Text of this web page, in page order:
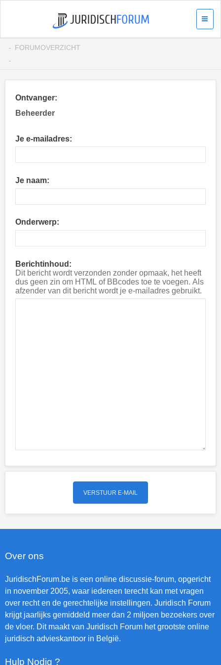
FORUMOVERZICHT
Ontvanger:
Beheerder
Je e-mailadres:
Je naam:
Onderwerp:
Berichtinhoud:
Dit bericht wordt verzonden zonder opmaak, het heeft
dus geen zin om HTML of BBcodes toe te voegen. Als
afzender van dit bericht wordt je e-mailadres gebruikt.
Over ons
JuridischForum.be is een online discussie-forum, opgericht
in november 2005, waar iedereen terecht kan met vragen
over recht en de gerechtelijke instellingen. Juridisch Forum
krijgt jaarlijks gemiddeld meer dan 2 miljoen bezoekers over
de vloer. Dit maakt van Juridisch Forum het grootste online
juridisch advieskantoor in België.
Hulp Nodig ?